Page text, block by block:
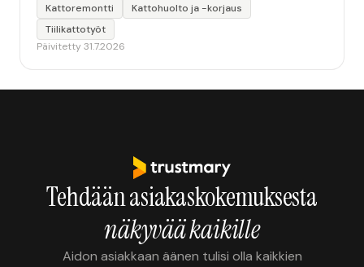
Kattoremontti
Kattohuolto ja -korjaus
Tiilikattotyöt
Päivitetty 31.7.2026
Tehdään asiakaskokemuksesta
näkyvää kaikille
Aidon asiakkaan äänen tulisi olla kaikkien